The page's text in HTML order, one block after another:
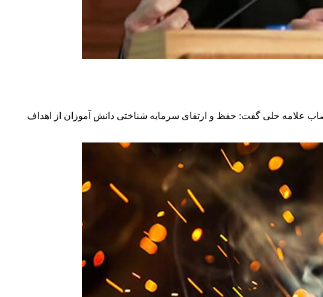
علامه حلی گفت: حفظ و ارتقای سرمایه‌ شناختی دانش آموزان از اهداف